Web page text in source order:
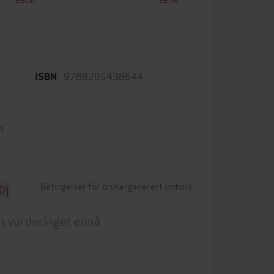
ISBN 9788205438644
Betingelser for brukergenerert innhold
vurderinger ennå